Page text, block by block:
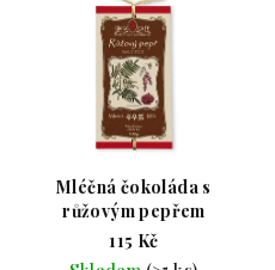
Mléčná čokoláda s
růžovým pepřem
115 Kč